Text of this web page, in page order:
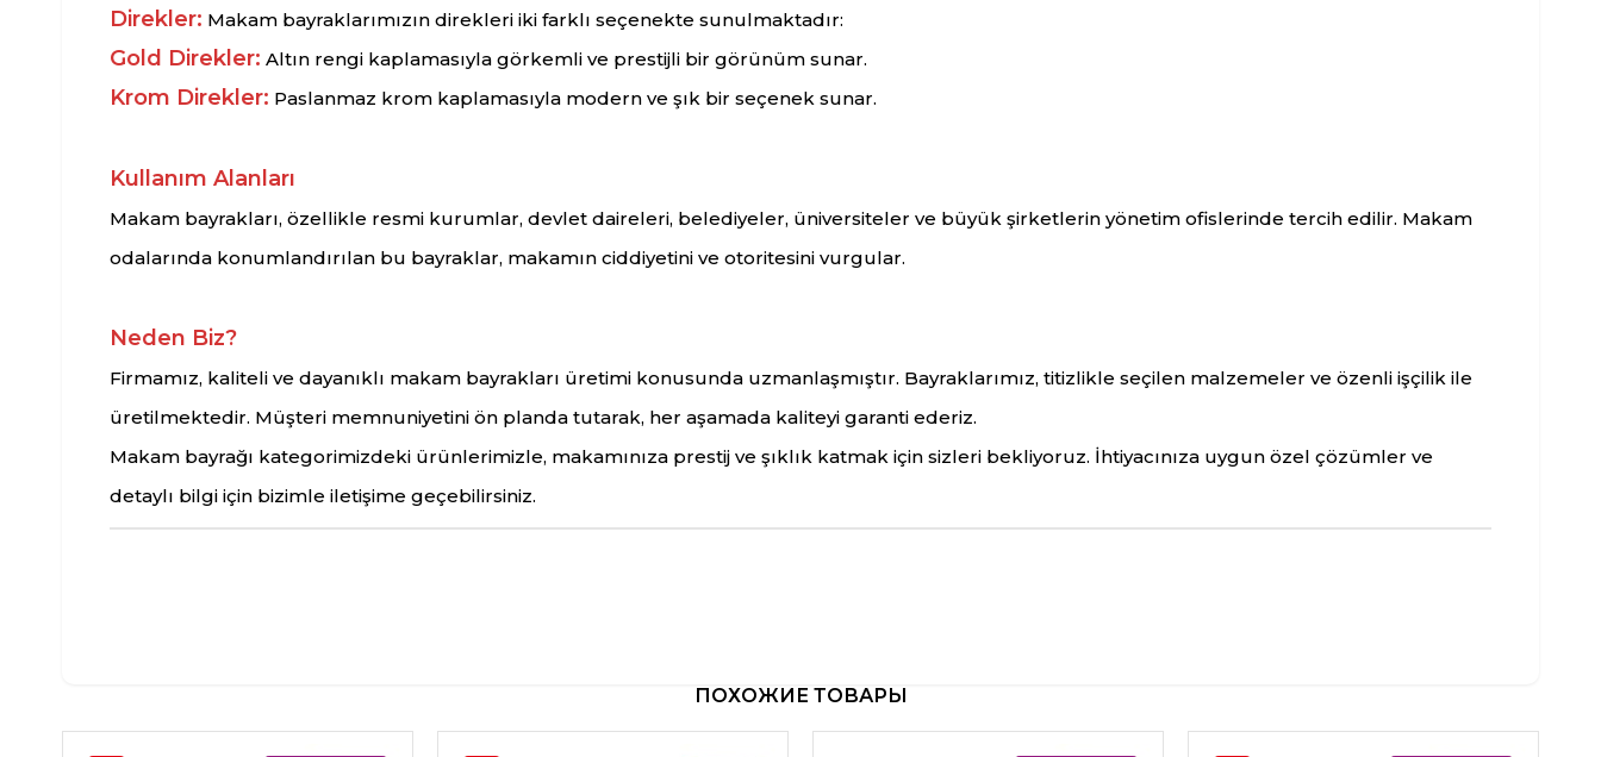
Direkler: Makam bayraklarımızın direkleri iki farklı seçenekte sunulmaktadır:
Gold Direkler: Altın rengi kaplamasıyla görkemli ve prestijli bir görünüm sunar.
Krom Direkler: Paslanmaz krom kaplamasıyla modern ve şık bir seçenek sunar.
Kullanım Alanları
Makam bayrakları, özellikle resmi kurumlar, devlet daireleri, belediyeler, üniversiteler ve büyük şirketlerin yönetim ofislerinde tercih edilir. Makam
odalarında konumlandırılan bu bayraklar, makamın ciddiyetini ve otoritesini vurgular.
Neden Biz?
Firmamız, kaliteli ve dayanıklı makam bayrakları üretimi konusunda uzmanlaşmıştır. Bayraklarımız, titizlikle seçilen malzemeler ve özenli işçilik ile
üretilmektedir. Müşteri memnuniyetini ön planda tutarak, her aşamada kaliteyi garanti ederiz.
Makam bayrağı kategorimizdeki ürünlerimizle, makamınıza prestij ve şıklık katmak için sizleri bekliyoruz. İhtiyacınıza uygun özel çözümler ve
detaylı bilgi için bizimle iletişime geçebilirsiniz.
ПОХОЖИЕ ТОВАРЫ